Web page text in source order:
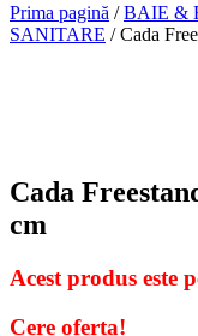
Prima pagină /BAIE &
SANITARE / Cada
Cada
cm
Acest produs este
Cere oferta!